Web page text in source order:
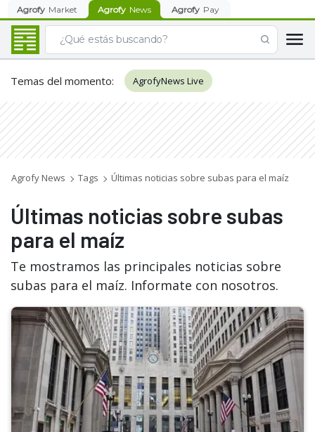
Agrofy Market Agrofy News Agrofy Pay
Temas del momento: AgrofyNews Live
Agrofy News Tags Últimas noticias sobre subas para el maíz
Últimas noticias sobre subas
para el maíz
Te mostramos las principales noticias sobre
subas para el maíz. Informate con nosotros.